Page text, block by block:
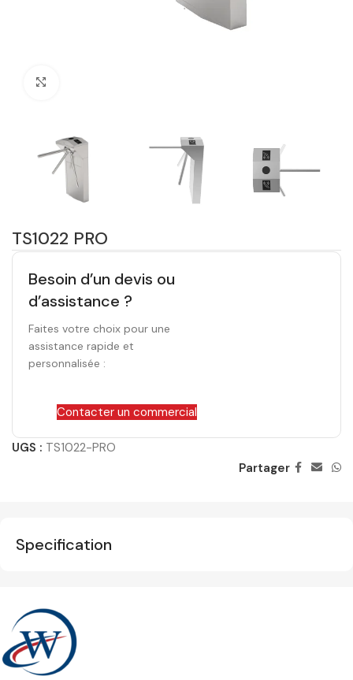
TS1022 PRO
Besoin d’un devis ou
d’assistance ?
Faites votre choix pour une
assistance rapide et
personnalisée :
Contacter un commercial
UGS : TS1022-PRO
Partager
Specification